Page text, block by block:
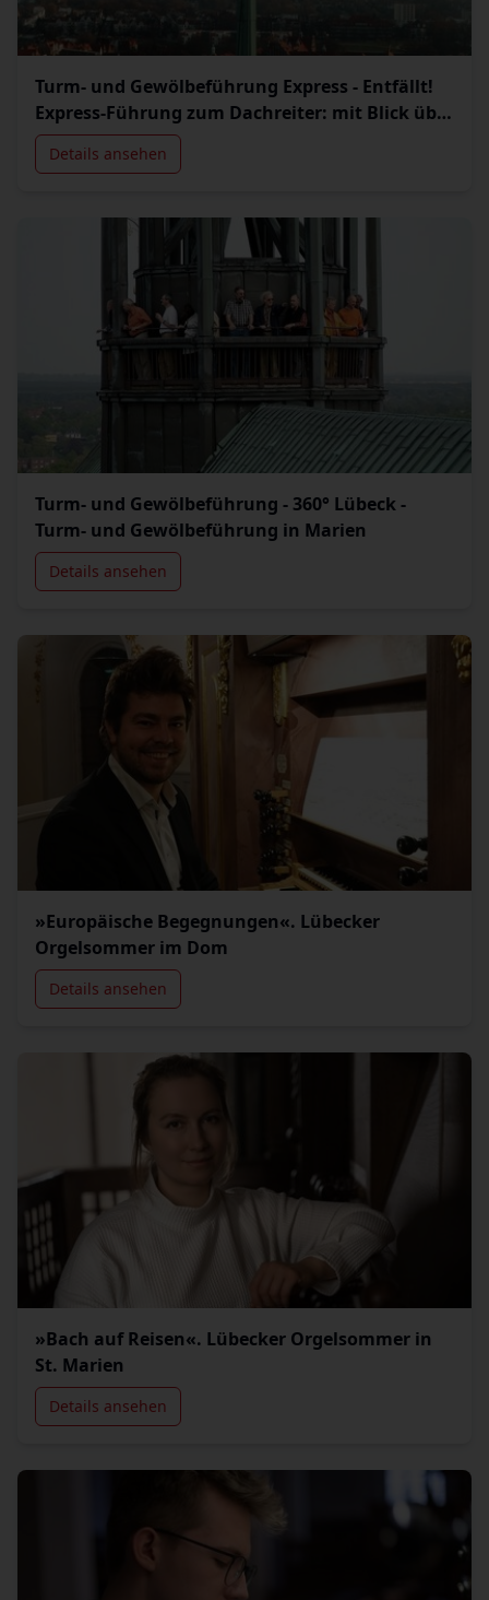
Turm- und Gewölbeführung Express - Entfällt!
Express-Führung zum Dachreiter: mit Blick über
die Stadt.
Details ansehen
Turm- und Gewölbeführung - 360° Lübeck -
Turm- und Gewölbeführung in Marien
Details ansehen
»Europäische Begegnungen«. Lübecker
Orgelsommer im Dom
Details ansehen
»Bach auf Reisen«. Lübecker Orgelsommer in
St. Marien
Details ansehen